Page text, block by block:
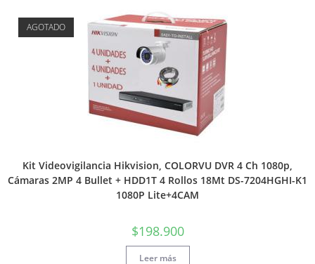
AGOTADO
Kit Videovigilancia Hikvision, COLORVU DVR 4 Ch 1080p,
Cámaras 2MP 4 Bullet + HDD1T 4 Rollos 18Mt DS-7204HGHI-K1
1080P Lite+4CAM
$198.900
Leer más